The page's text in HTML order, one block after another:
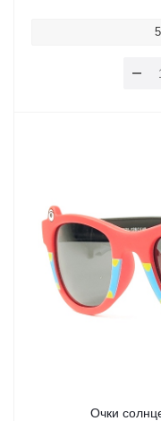
Очки